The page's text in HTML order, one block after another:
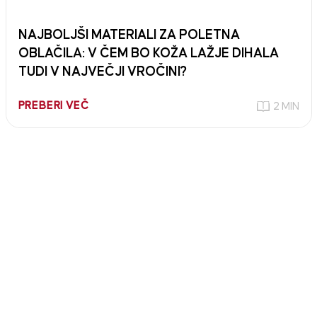
NAJBOLJŠI MATERIALI ZA POLETNA
OBLAČILA: V ČEM BO KOŽA LAŽJE DIHALA
TUDI V NAJVEČJI VROČINI?
PREBERI VEČ 2 MIN